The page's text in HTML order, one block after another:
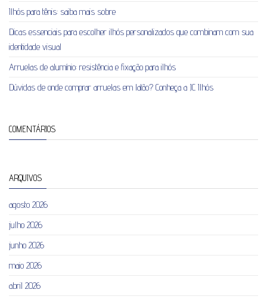
Ilhós para tênis: saiba mais sobre
Dicas essenciais para escolher ilhós personalizados que combinam com sua
identidade visual
Arruelas de alumínio: resistência e fixação para ilhós
Dúvidas de onde comprar arruelas em latão? Conheça a JC Ilhós
COMENTÁRIOS
ARQUIVOS
agosto 2026
julho 2026
junho 2026
maio 2026
abril 2026